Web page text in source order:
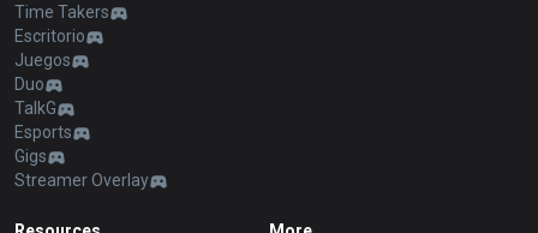
Time Takers
Escritorio
Juegos
Duo
TalkG
Esports
Gigs
Streamer Overlay